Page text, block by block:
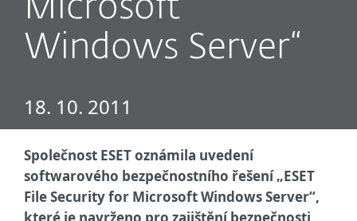
Microsoft
Windows Server“
18. 10. 2011
Společnost ESET oznámila uvedení
softwarového bezpečnostního řešení „ESET
File Security for Microsoft Windows Server“,